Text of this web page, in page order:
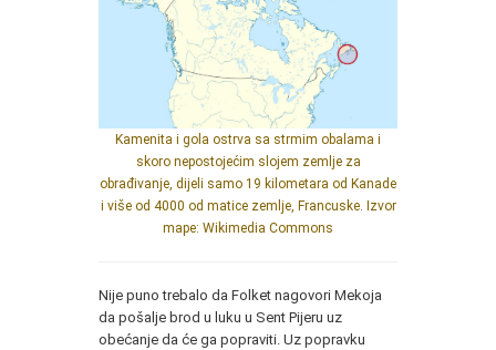
Kamenita i gola ostrva sa strmim obalama i
skoro nepostojećim slojem zemlje za
obrađivanje, dijeli samo 19 kilometara od Kanade
i više od 4000 od matice zemlje, Francuske. Izvor
mape: Wikimedia Commons
Nije puno trebalo da Folket nagovori Mekoja
da pošalje brod u luku u Sent Pijeru uz
obećanje da će ga popraviti. Uz popravku